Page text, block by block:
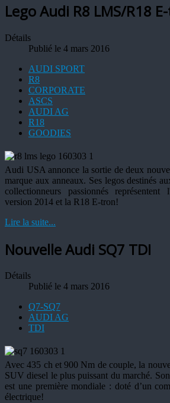
Lego Audi R8 LMS/R18
Détails
Publié le 4 mars 2016
AUDI SPORT
R8
CORPORATE
ASCS
AUDI AG
R18
GOODIES
Audi USA annonce la sortie de deux
marque aux anneaux. Ses legos destinés
collectionneurs passionnés
version 2014 et la R18 E-tron!
Lire la suite...
Nouvelle Audi SQ7 TDI
Détails
Publié le 4 mars 2016
Q7-SQ7
AUDI AG
TDI
Avec 435 ch et 900 Nm de couple, la
SUV diesel le plus puissant du marché.
est une première mondiale : doté d’un
électrique!